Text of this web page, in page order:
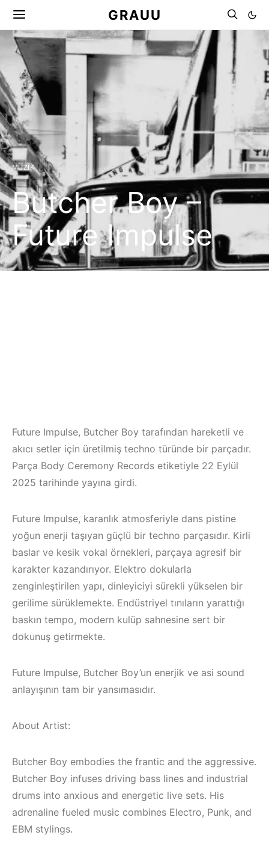
‘in Yeni
Müzik
: CAVE
Çeşme /
Elektronik Müzik
Mekanları 2022 –
(House, Techno,
GRAUU
MÜZIK
Butcher Boy –
Future Impulse
Future Impulse, Butcher Boy tarafından hareketli ve
akıcı setler için üretilmiş techno türünde bir parçadır.
Parça Body Ceremony Records etiketiyle 22 Eylül
2025 tarihinde yayına girdi.
Future Impulse, karanlık atmosferiyle dans pistine
yoğun enerji taşıyan güçlü bir techno parçasıdır. Kirli
baslar ve kesik vokal örnekleri, parçaya agresif bir
karakter kazandırıyor. Elektro dokularla
zenginleştirilen yapı, dinleyiciyi sürekli yükselen bir
gerilime sürüklemekte. Endüstriyel tınıların yarattığı
baskın tempo, modern kulüp sahnesine sert bir
dokunuş getirmekte.
Future Impulse, Butcher Boy’un enerjik ve asi sound
anlayışının tam bir yansımasıdır.
About Artist:
Butcher Boy embodies the frantic and the aggressive.
Butcher Boy infuses driving bass lines and industrial
drums into anxious and energetic live sets. His
adrenaline fueled music combines Electro, Punk, and
EBM stylings.